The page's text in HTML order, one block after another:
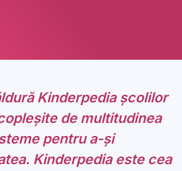
Kinderpedia școlilor
de multitudinea
pentru a-și
Kinderpedia este cea